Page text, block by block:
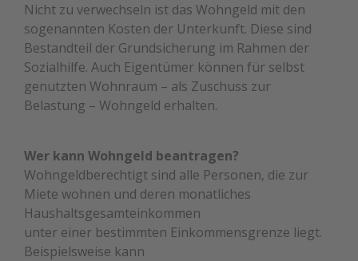
Nicht zu verwechseln ist das Wohngeld mit den
sogenannten Kosten der Unterkunft. Diese sind
Bestandteil der Grundsicherung im Rahmen der
Sozialhilfe. Auch Eigentümer können für selbst
genutzten Wohnraum – als Zuschuss zur
Belastung – Wohngeld erhalten.
Wer kann Wohngeld beantragen?
Wohngeldberechtigt sind alle Personen, die zur
Miete wohnen und deren monatliches
Haushaltsgesamteinkommen
unter einer bestimmten Einkommensgrenze liegt.
Beispielsweise kann